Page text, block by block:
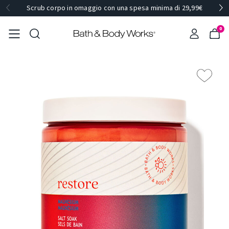
Scrub corpo in omaggio con una spesa minima di 29,99€
0